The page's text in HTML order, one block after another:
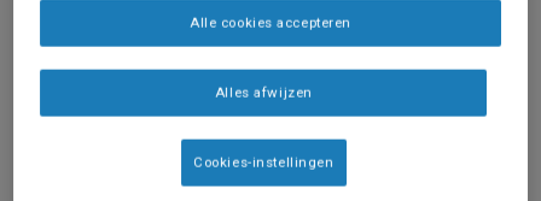
Medische voeding bij kauw-en
slikproblemen
Kauw-en slikproblemen, zoals dysfagie, kunnen
de inname van voldoende voedingsstoffen
Alles afwijzen
Alle cookies accepteren
Cookies-instellingen